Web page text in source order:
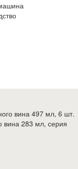
вина 497 мл, 6 шт.
вина 283 мл, серия